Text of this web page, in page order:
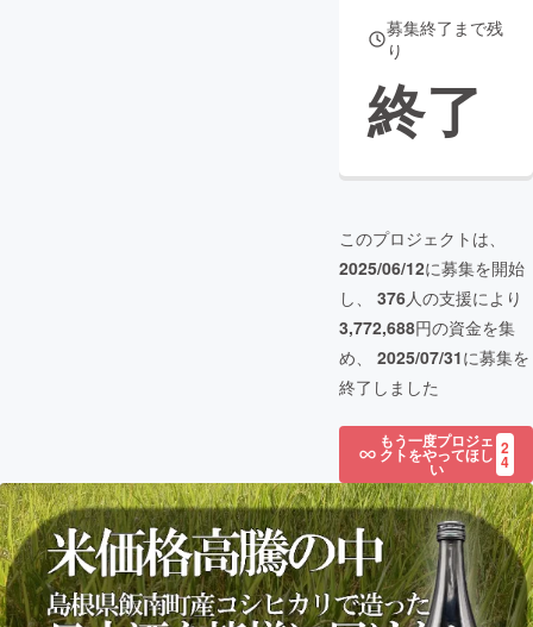
募集終了まで残
り
終了
このプロジェクトは、
2025/06/12に募集を開始
し、 376人の支援により
3,772,688円の資金を集
め、 2025/07/31に募集を
終了しました
もう一度プロジェ
クトをやってほし
い
2
4